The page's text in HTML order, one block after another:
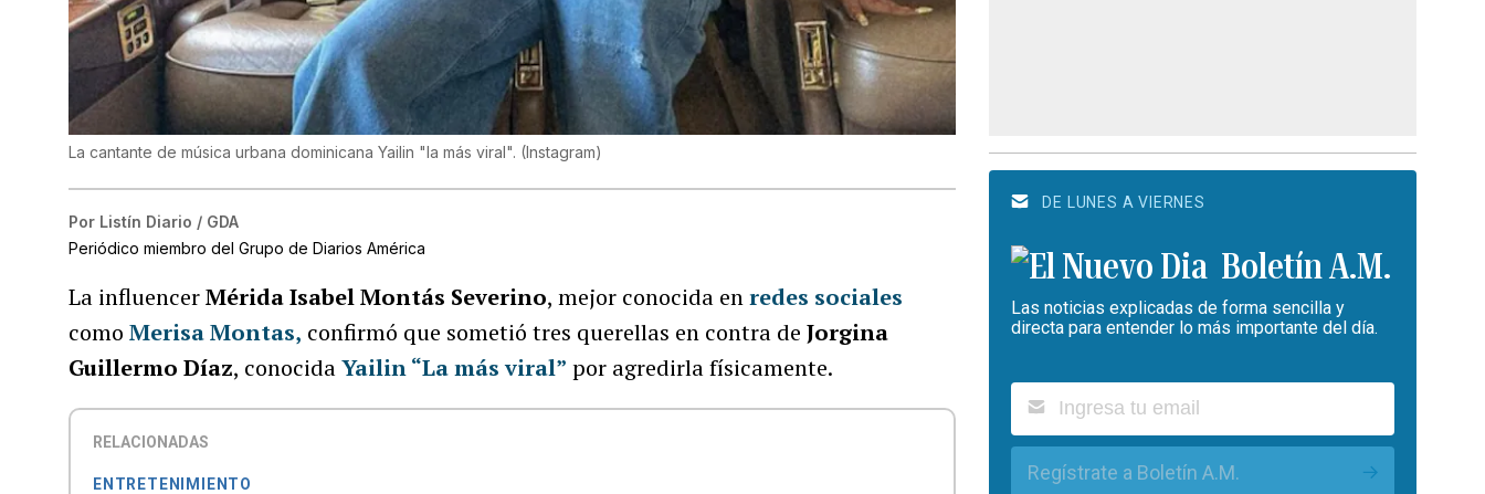
La cantante de música urbana dominicana Yailin "la más viral". (Instagram)
Por Listín Diario / GDA
Periódico miembro del Grupo de Diarios América
La influencerMérida Isabel Montás Severino, mejor conocida enredes sociales
comoMerisa Montas, confirmó que sometió tres querellas en contra deJorgina
Guillermo Díaz, conocidaYailin “La más viral” por agredirla físicamente.
RELACIONADAS
ENTRETENIMIENTO
DE LUNES A VIERNES
Boletín A.M.
Las noticias explicadas de forma sencilla y
directa para entender lo más importante del día.
Regístrate a Boletín A.M.